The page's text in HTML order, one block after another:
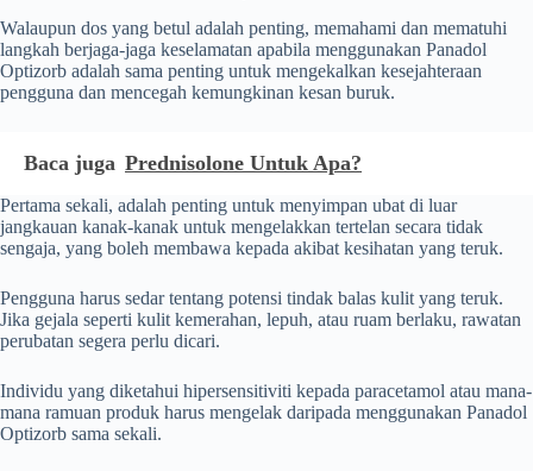
Walaupun dos yang betul adalah penting, memahami dan mematuhi
langkah berjaga-jaga keselamatan apabila menggunakan Panadol
Optizorb adalah sama penting untuk mengekalkan kesejahteraan
pengguna dan mencegah kemungkinan kesan buruk.
Baca juga Prednisolone Untuk Apa?
Pertama sekali, adalah penting untuk menyimpan ubat di luar
jangkauan kanak-kanak untuk mengelakkan tertelan secara tidak
sengaja, yang boleh membawa kepada akibat kesihatan yang teruk.
Pengguna harus sedar tentang potensi tindak balas kulit yang teruk.
Jika gejala seperti kulit kemerahan, lepuh, atau ruam berlaku, rawatan
perubatan segera perlu dicari.
Individu yang diketahui hipersensitiviti kepada paracetamol atau mana-
mana ramuan produk harus mengelak daripada menggunakan Panadol
Optizorb sama sekali.